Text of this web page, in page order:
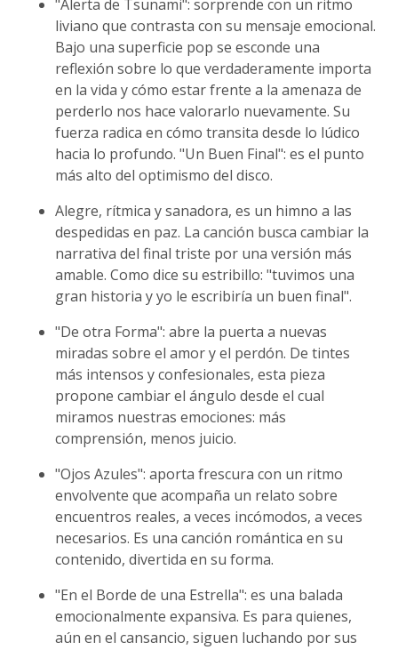
"Alerta de Tsunami": sorprende con un ritmo
liviano que contrasta con su mensaje emocional.
Bajo una superficie pop se esconde una
reflexión sobre lo que verdaderamente importa
en la vida y cómo estar frente a la amenaza de
perderlo nos hace valorarlo nuevamente. Su
fuerza radica en cómo transita desde lo lúdico
hacia lo profundo. "Un Buen Final": es el punto
más alto del optimismo del disco.
Alegre, rítmica y sanadora, es un himno a las
despedidas en paz. La canción busca cambiar la
narrativa del final triste por una versión más
amable. Como dice su estribillo: "tuvimos una
gran historia y yo le escribiría un buen final".
"De otra Forma": abre la puerta a nuevas
miradas sobre el amor y el perdón. De tintes
más intensos y confesionales, esta pieza
propone cambiar el ángulo desde el cual
miramos nuestras emociones: más
comprensión, menos juicio.
"Ojos Azules": aporta frescura con un ritmo
envolvente que acompaña un relato sobre
encuentros reales, a veces incómodos, a veces
necesarios. Es una canción romántica en su
contenido, divertida en su forma.
"En el Borde de una Estrella": es una balada
emocionalmente expansiva. Es para quienes,
aún en el cansancio, siguen luchando por sus